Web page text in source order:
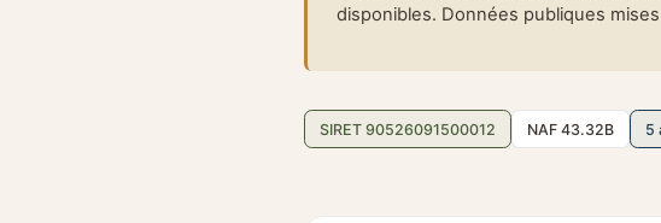
disponibles. Données publiques
SIRET 90526091500012 NAF 43.32B 5